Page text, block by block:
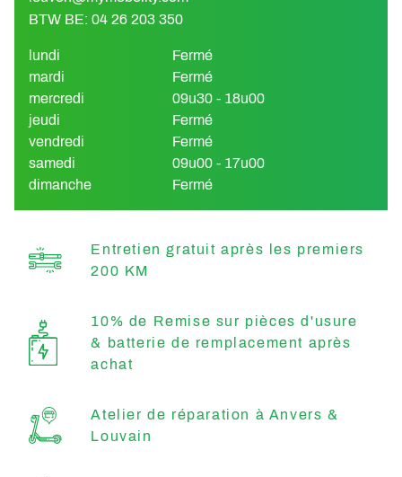
BTW BE: 04 26 203 350
lundi
Fermé
mardi
Fermé
mercredi
09u30 - 18u00
jeudi
Fermé
vendredi
Fermé
samedi
09u00 - 17u00
dimanche
Fermé
Entretien gratuit après les premiers
200 KM
10% de Remise sur pièces d'usure
& batterie de remplacement après
achat
Atelier de réparation à Anvers &
Louvain